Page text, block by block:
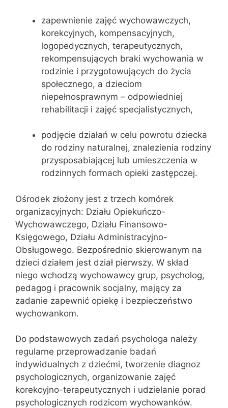
zapewnienie zajęć wychowawczych,
korekcyjnych, kompensacyjnych,
logopedycznych, terapeutycznych,
rekompensujących braki wychowania w
rodzinie i przygotowujących do życia
społecznego, a dzieciom
niepełnosprawnym – odpowiedniej
rehabilitacji i zajęć specjalistycznych,
podjęcie działań w celu powrotu dziecka
do rodziny naturalnej, znalezienia rodziny
przysposabiającej lub umieszczenia w
rodzinnych formach opieki zastępczej.
Ośrodek złożony jest z trzech komórek
organizacyjnych: Działu Opiekuńczo-
Wychowawczego, Działu Finansowo-
Księgowego, Działu Administracyjno-
Obsługowego. Bezpośrednio skierowanym na
dzieci działem jest dział pierwszy. W skład
niego wchodzą wychowawcy grup, psycholog,
pedagog i pracownik socjalny, mający za
zadanie zapewnić opiekę i bezpieczeństwo
wychowankom.
Do podstawowych zadań psychologa należy
regularne przeprowadzanie badań
indywidualnych z dziećmi, tworzenie diagnoz
psychologicznych, organizowanie zajęć
korekcyjno-terapeutycznych i udzielanie porad
psychologicznych rodzicom wychowanków.